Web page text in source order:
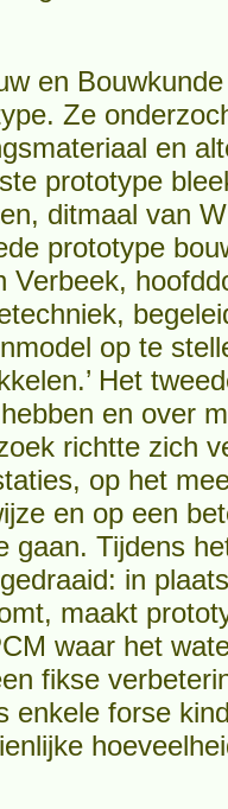
en
Ze
en
prototype
ditmaal van
prototype
Verbeek,
op te
Het
en over
richtte zich
op het
en op een
gaan. Tijdens
in
maakt
waar het
fikse
enkele forse